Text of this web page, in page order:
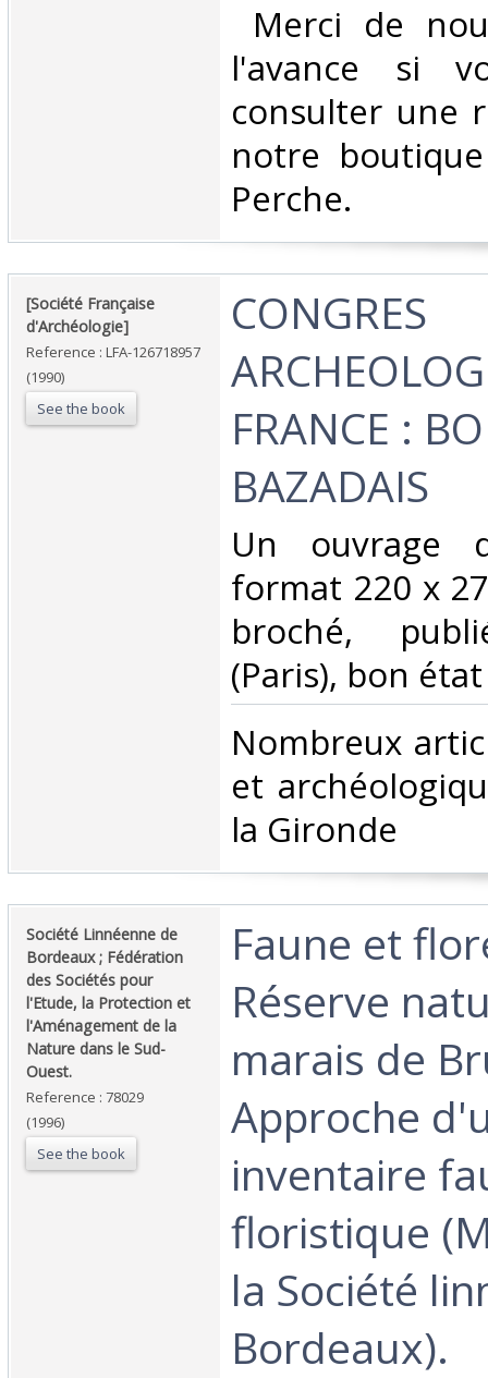
Merci de
l'avance si
consulter une
notre
Perche.‎
‎[Société Française
d'Archéologie]‎
Reference : LFA-126718957
(1990)
See the book
‎CONGRES
FRANCE :
BAZADAIS‎
‎Un ouvrage
format 220 x
broché,
(Paris), bon état‎
‎Nombreux
et
la Gironde‎
‎Société Linnéenne de
Bordeaux ; Fédération
des Sociétés pour
l'Etude, la Protection et
l'Aménagement de la
Nature dans le Sud-
Ouest.‎
Reference : 78029
(1996)
See the book
‎Faune et
Réserve
marais de
Approche
inventaire
floristique
la Société
Bordeaux).‎